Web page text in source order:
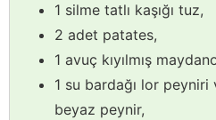
1 silme tatlı kaşığı tuz,
2 adet patates,
1 avuç kıyılmış
1 su bardağı lor peyniri
beyaz peynir,